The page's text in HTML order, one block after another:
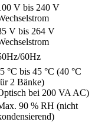
V bis 240 V
V bis 264 V
60Hz
°C bis 45 °C (40 °C
2 Bänke)
bei 200 VA AC)
90 % RH (nicht